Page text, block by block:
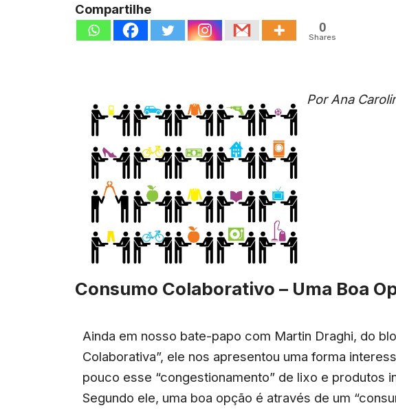
Compartilhe
0
Shares
Por Ana
Consumo Colaborativo – Uma Boa
Ainda em nosso bate-papo com Martin Draghi, do
Colaborativa”, ele nos apresentou uma forma
pouco esse “congestionamento” de lixo e produtos
Segundo ele, uma boa opção é através de um